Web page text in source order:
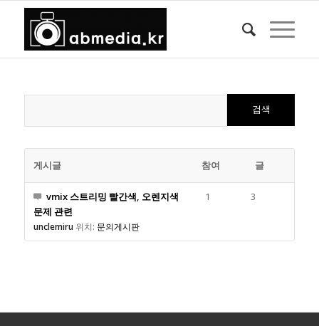
게시글 참여 글
vmix 스트리밍 빨간색, 오렌지색
문제 관련
unclemiru 위치: 문의게시판
1 3